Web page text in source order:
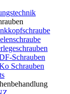
Schrauben
Schrauben